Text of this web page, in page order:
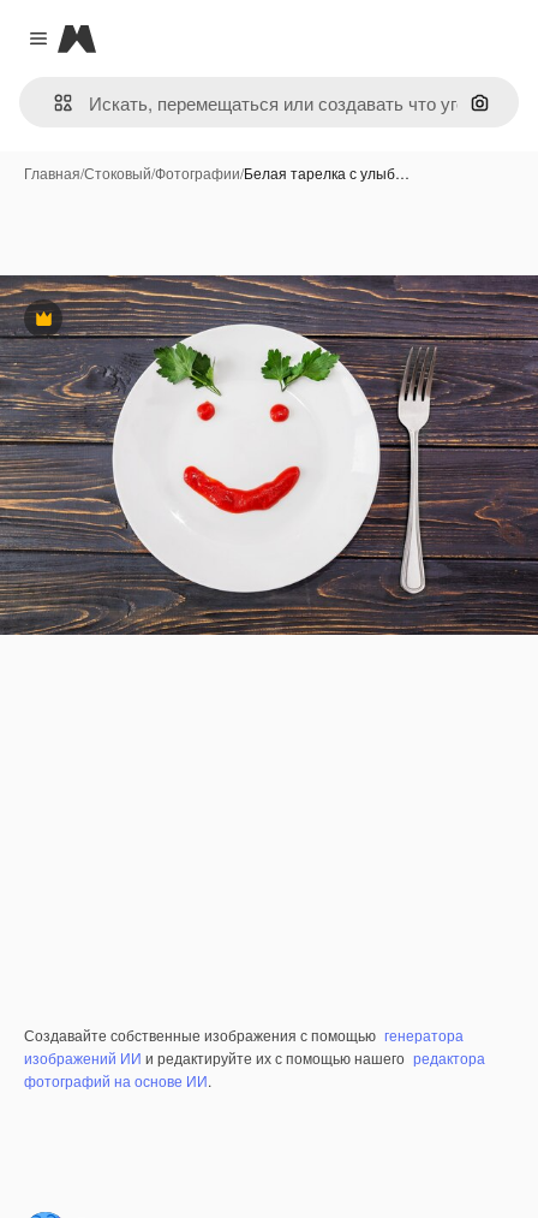
Close menu
Magnific
Поиск
Главная/Стоковый/Фотографии/Белая тарелка с улыб…
Премиум
Создавайте собственные изображения с помощью генератора
изображений ИИ и редактируйте их с помощью нашего редактора
фотографий на основе ИИ.